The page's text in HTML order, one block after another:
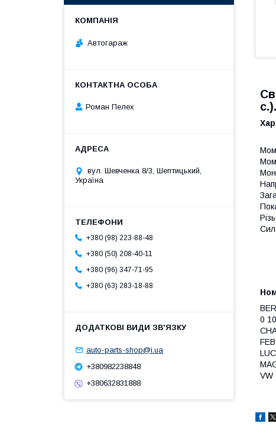
0
VW
Автогараж
Роман Пелех
вул. Шевченка 8/3, Шептицький,
Україна
+380 (98) 223-88-48
+380 (50) 208-40-11
+380 (96) 347-71-95
+380 (63) 283-18-88
auto-parts-shop@i.ua
+380982238848
+380632831888